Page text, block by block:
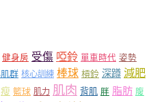
健身房 受傷 啞鈴 單車時代 姿勢
群 核心訓練 棒球 槓鈴 深蹲 減肥
瘦 籃球 肌力 肌肉 背肌 胖 脂肪 腹